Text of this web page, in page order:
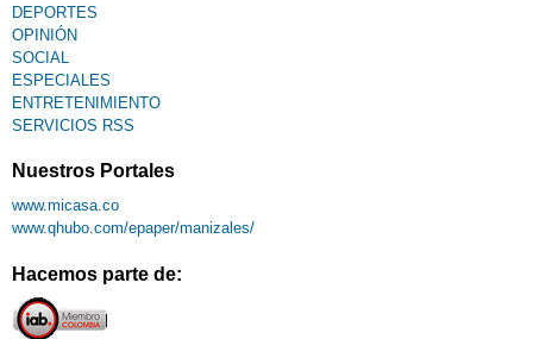
DEPORTES
OPINIÓN
SOCIAL
ESPECIALES
ENTRETENIMIENTO
SERVICIOS RSS
Nuestros Portales
www.micasa.co
www.qhubo.com/epaper/manizales/
Hacemos parte de: